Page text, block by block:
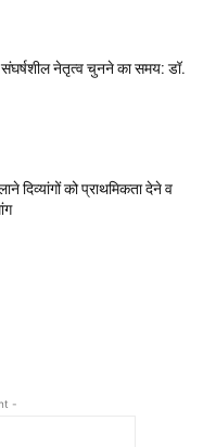
संघर्षशील नेतृत्व चुनने का समय: डॉ.
दिव्यांगों को प्राथमिकता देने व
-